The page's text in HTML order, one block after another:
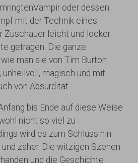
oder dessen
mit der Technik eines
Zuschauer leicht und locker
getragen. Die ganze
man sie von Tim Burton
unheilvoll, magisch und mit
von Absurdität.
bis Ende auf diese Weise
nicht so viel zu
wird es zum Schluss hin
zäher. Die witzigen Szenen
und die Geschichte